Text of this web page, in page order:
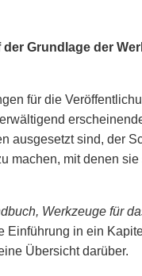
Grundlage der
für die
ausgesetzt sind, der
machen, mit denen
Werkzeuge für
Einführung in ein
Übersicht darüber.